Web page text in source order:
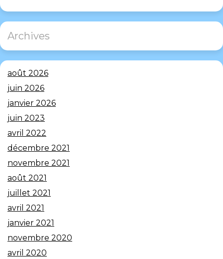
Archives
août 2026
juin 2026
janvier 2026
juin 2023
avril 2022
décembre 2021
novembre 2021
août 2021
juillet 2021
avril 2021
janvier 2021
novembre 2020
avril 2020